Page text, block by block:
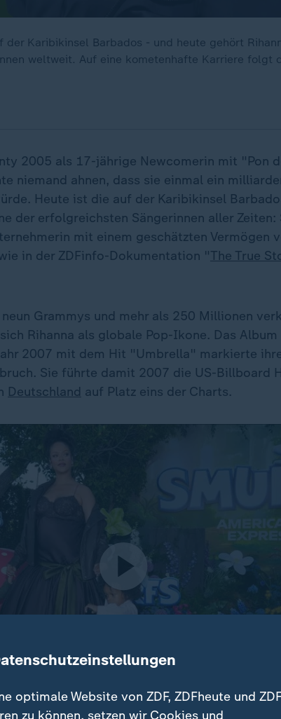
der Karibikinsel Barbados - und heute gehört
weltweit. Auf eine kometenhafte Karriere folgt
2005 als 17-jährige Newcomerin mit "Pon
niemand ahnen, dass sie einmal ein
Heute ist die auf der Karibikinsel
der erfolgreichsten Sängerinnen aller Zeiten:
mit einem geschätzten Vermögen
in der ZDFinfo-Dokumentation "The True
Grammys und mehr als 250 Millionen
Rihanna als globale Pop-Ikone. Das
2007 mit dem Hit "Umbrella" markierte
Sie führte damit 2007 die US-Billboard
Deutschland auf Platz eins der Charts.
optimale Website von ZDF, ZDFheute und
zu können, setzen wir Cookies und